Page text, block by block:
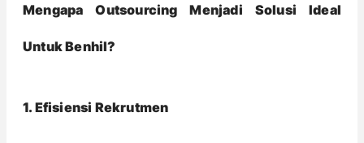
Mengapa Outsourcing Menjadi Solusi Ideal
Untuk Benhil?
1. Efisiensi Rekrutmen